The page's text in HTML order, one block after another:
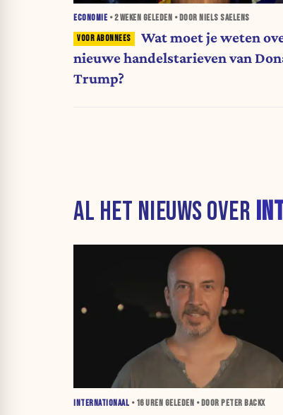
ECONOMIE •2 WEKEN GELEDEN • DOOR NIELS SAELENS
Wat moet je weten
nieuwe handelstarieven van
Trump?
AL HET NIEUWS OVER
INTERNATIONAAL • 16 UREN GELEDEN • DOOR PETER BACKX